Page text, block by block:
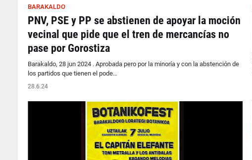
BARAKALDO
PNV, PSE y PP se abstienen de apoyar la moción
vecinal que pide que el tren de mercancías no
pase por Gorostiza
Barakaldo, 28 jun 2024 . Aprobada pero por la minoría y con la abstención de
los partidos que tienen el pode…
28.6.24